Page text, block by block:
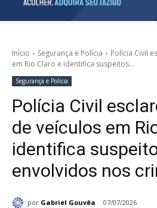
Início Segurança e Polícia
Polícia Civil
em Rio Claro e identifica suspeitos...
Segurança e Polícia
Polícia Civil
de veículos em
identifica
envolvidos nos
por Gabriel Gouvêa 07/07/2026